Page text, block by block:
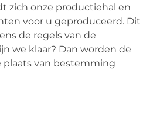
zich onze productiehal en
voor u geproduceerd. Dit
de regels van de
we klaar? Dan worden de
plaats van bestemming